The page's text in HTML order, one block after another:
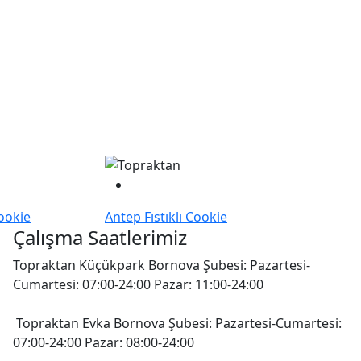
Antep Fıstıklı Cookie
Çalışma Saatlerimiz
Topraktan Küçükpark Bornova Şubesi: Pazartesi-
Cumartesi: 07:00-24:00 Pazar: 11:00-24:00
Topraktan Evka Bornova Şubesi: Pazartesi-Cumartesi:
07:00-24:00 Pazar: 08:00-24:00